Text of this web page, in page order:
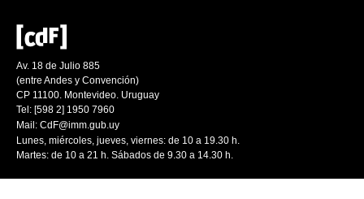
Av. 18 de Julio 885
(entre Andes y Convención)
CP 11100. Montevideo. Uruguay
Tel: [598 2] 1950 7960
Mail: CdF@imm.gub.uy
Lunes, miércoles, jueves, viernes: de 10 a 19.30 h.
Martes: de 10 a 21 h. Sábados de 9.30 a 14.30 h.